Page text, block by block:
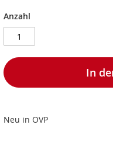
Anzahl
In
Neu in OVP